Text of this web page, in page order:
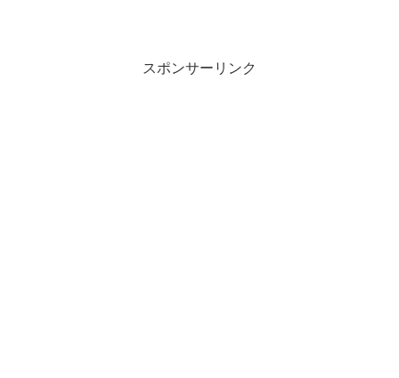
スポンサーリンク